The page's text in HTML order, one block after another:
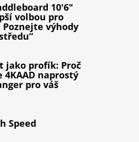
10'6"
volbou pro
Poznejte výhody
jako profík: Proč
4KAAD naprostý
pro váš
Speed